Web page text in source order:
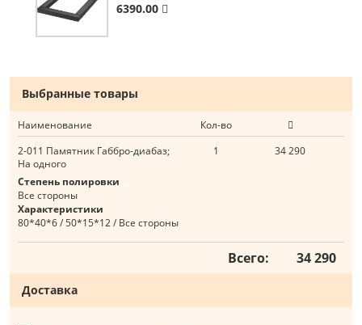
6390.00
Выбранные товары
Наименование
Кол-во
2-011 Памятник Габбро-диабаз;
На одного
1 34 290
Степень полировки
Все стороны
Характеристики
80*40*6 / 50*15*12 / Все стороны
Всего: 34 290
Доставка